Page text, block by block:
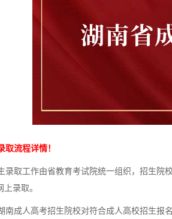
取流程详情！
取工作由省教育考试院统一组织，招生院
录取。
成人高考招生院校对符合成人高校招生报